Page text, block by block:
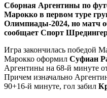
Сборная Аргентины по
Марокко в первом туре
Олимпиады-2024, но матч
сообщает Спорт
Игра закончилась победой
Марокко оформил Суфиан
Аргентины на 68-й минуте
Причем изначально
90+16-й минуте, гол забил